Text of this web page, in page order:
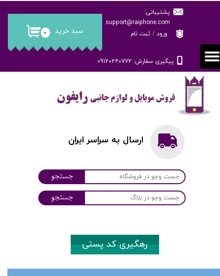
پشتیبانی:
support@raiphone.com
پیگیری سفارش: 09120220772
۰ سبد خرید ورود / ثبت نام
حساب کاربری من
تغییر گذر واژه
سفارشات
خروج از حساب کاربری
جستجو
جستجو
ارسال به سراسر ایران
رهگیری کد پستی